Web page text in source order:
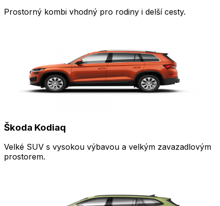
Prostorný kombi vhodný pro rodiny i delší cesty.
Škoda Kodiaq
Velké SUV s vysokou výbavou a velkým zavazadlovým
prostorem.